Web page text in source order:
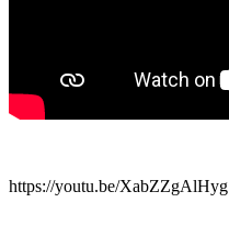
https://youtu.be/XabZZgAlHyg